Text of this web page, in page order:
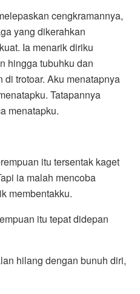
cengkramannya,
yang dikerahkan
Ia menarik diriku
hingga tubuhku dan
trotoar. Aku menatapnya
Tatapannya
menatapku.
itu tersentak kaget
ia malah mencoba
membentakku.
itu tepat didepan
hilang dengan bunuh diri,